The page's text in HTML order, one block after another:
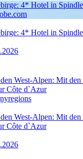
4* Hotel in
4* Hotel in
West-Alpen: Mit den
Côte d`Azur
West-Alpen: Mit den
Côte d`Azur